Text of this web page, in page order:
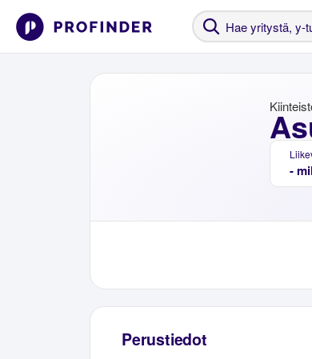
-
Perustiedot